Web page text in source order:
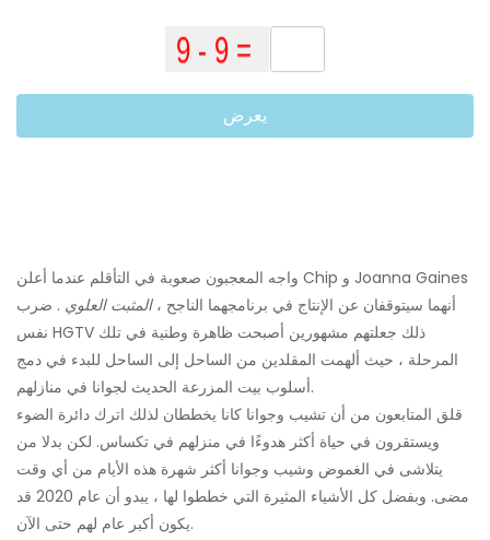
يعرض
واجه المعجبون صعوبة في التأقلم عندما أعلن Chip و Joanna Gaines
أنهما سيتوقفان عن الإنتاج في برنامجهما الناجح ،المثبت العلوي . ضرب
نفس HGTV ذلك جعلتهم مشهورين أصبحت ظاهرة وطنية في تلك
المرحلة ، حيث ألهمت المقلدين من الساحل إلى الساحل للبدء في دمج
أسلوب بيت المزرعة الحديث لجوانا في منازلهم.
قلق المتابعون من أن تشيب وجوانا كانا يخططان لذلك اترك دائرة الضوء
ويستقرون في حياة أكثر هدوءًا في منزلهم في تكساس. لكن بدلا من
يتلاشى في الغموض وشيب وجوانا أكثر شهرة هذه الأيام من أي وقت
مضى. وبفضل كل الأشياء المثيرة التي خططوا لها ، يبدو أن عام 2020 قد
يكون أكبر عام لهم حتى الآن.